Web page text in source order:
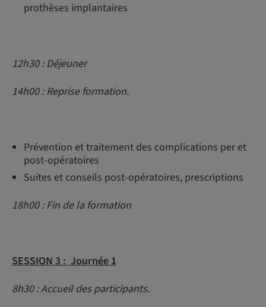
prothèses implantaires
12h30 : Déjeuner
14h00 : Reprise formation.
Prévention et traitement des complications per et
post-opératoires
Suites et conseils post-opératoires, prescriptions
18h00 : Fin de la formation
SESSION 3 : Journée 1
8h30 : Accueil des participants.